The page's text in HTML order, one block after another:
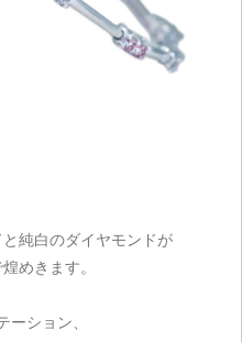
純白のダイヤモンドが
めきます。
ーション、